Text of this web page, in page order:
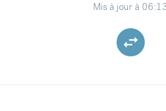
Mis à jour à 06:13